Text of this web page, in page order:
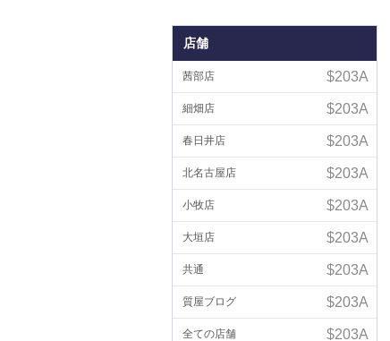
店舗
茜部店
細畑店
春日井店
北名古屋店
小牧店
大垣店
共通
質屋ブログ
全ての店舗